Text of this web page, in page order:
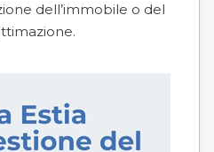
dell’immobile o del